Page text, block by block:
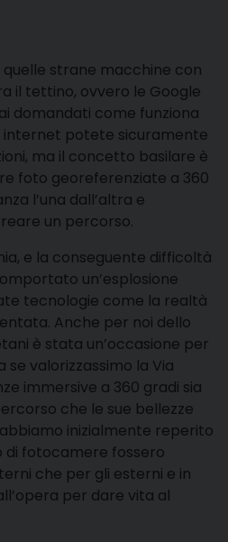
strane macchine con
il tettino, ovvero le Google
domandati come funziona
internet potete sicuramente
ma il concetto basilare è
foto georeferenziate a 360
l’una dall’altra e
un percorso.
e la conseguente difficoltà
un’esplosione
tecnologie come la realtà
Anche per noi dello
è stata un’occasione per
se valorizzassimo la Via
immersive a 360 gradi sia
che le sue bellezze
inizialmente reperito
di fotocamere fossero
che per gli esterni e in
per dare vita al